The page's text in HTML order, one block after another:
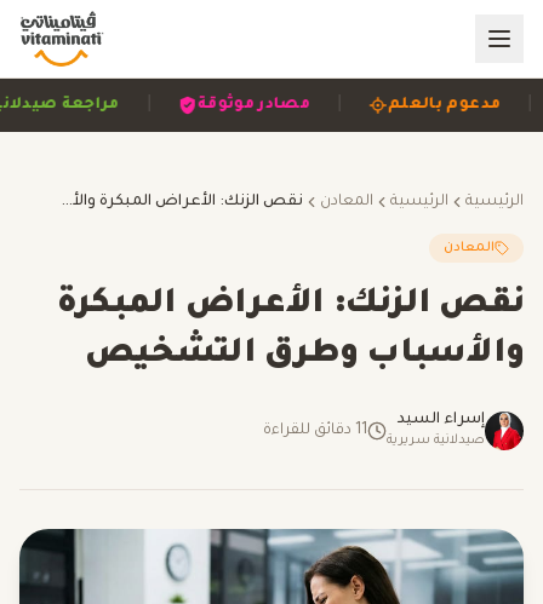
مبني على الأدلة مراجعة صيدلانية مصادر موثوقة
الرئيسية الرئيسية المعادن نقص الزنك: الأعراض المبكرة والأسباب وطرق التشخيص
المعادن
نقص الزنك: الأعراض المبكرة
والأسباب وطرق التشخيص
إسراء السيد
صيدلانية سريرية
11 دقائق للقراءة